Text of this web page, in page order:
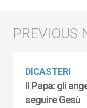
DICASTERI
Il Papa: gli
seguire Gesù